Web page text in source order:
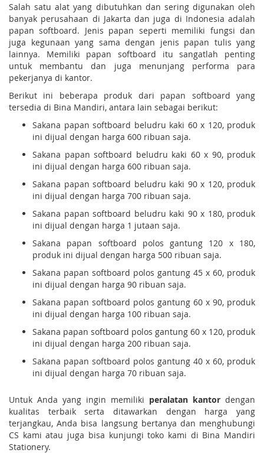
Salah satu alat yang dibutuhkan dan sering digunakan oleh
banyak perusahaan di Jakarta dan juga di Indonesia adalah
papan softboard. Jenis papan seperti memiliki fungsi dan
juga kegunaan yang sama dengan jenis papan tulis yang
lainnya. Memiliki papan softboard itu sangatlah penting
untuk membantu dan juga menunjang performa para
pekerjanya di kantor.
Berikut ini beberapa produk dari papan softboard yang
tersedia di Bina Mandiri, antara lain sebagai berikut:
Sakana papan softboard beludru kaki 60 x 120, produk
ini dijual dengan harga 600 ribuan saja.
Sakana papan softboard beludru kaki 60 x 90, produk
ini dijual dengan harga 600 ribuan saja.
Sakana papan softboard beludru kaki 90 x 120, produk
ini dijual dengan harga 700 ribuan saja.
Sakana papan softboard beludru kaki 90 x 180, produk
ini dijual dengan harga 1 jutaan saja.
Sakana papan softboard polos gantung 120 x 180,
produk ini dijual dengan harga 500 ribuan saja.
Sakana papan softboard polos gantung 45 x 60, produk
ini dijual dengan harga 90 ribuan saja.
Sakana papan softboard polos gantung 60 x 90, produk
ini dijual dengan harga 100 ribuan saja.
Sakana papan softboard polos gantung 60 x 120, produk
ini dijual dengan harga 200 ribuan saja.
Sakana papan softboard polos gantung 40 x 60, produk
ini dijual dengan harga 70 ribuan saja.
Untuk Anda yang ingin memiliki peralatan kantor dengan
kualitas terbaik serta ditawarkan dengan harga yang
terjangkau, Anda bisa langsung bertanya dan menghubungi
CS kami atau juga bisa kunjungi toko kami di Bina Mandiri
Stationery.